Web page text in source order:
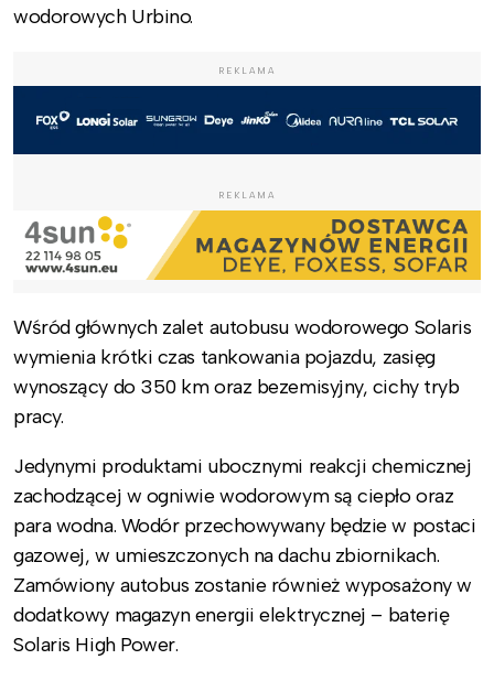
wodorowych Urbino.
REKLAMA
REKLAMA
Wśród głównych zalet autobusu wodorowego Solaris
wymienia krótki czas tankowania pojazdu, zasięg
wynoszący do 350 km oraz bezemisyjny, cichy tryb
pracy.
Jedynymi produktami ubocznymi reakcji chemicznej
zachodzącej w ogniwie wodorowym są ciepło oraz
para wodna. Wodór przechowywany będzie w postaci
gazowej, w umieszczonych na dachu zbiornikach.
Zamówiony autobus zostanie również wyposażony w
dodatkowy magazyn energii elektrycznej – baterię
Solaris High Power.